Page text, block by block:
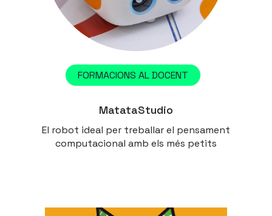
FORMACIONS AL DOCENT
MatataStudio
El robot ideal per treballar el pensament
computacional amb els més petits